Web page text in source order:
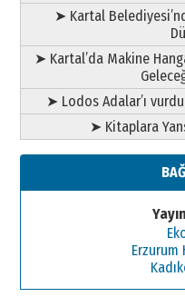
➤ Kartal
➤ Kartal’da Makine
➤ Lodos Adalar’ı
➤ Kitaplara
Erzurum